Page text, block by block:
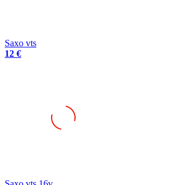
Saxo vts
12 €